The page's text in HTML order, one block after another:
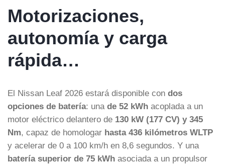
Motorizaciones,
autonomía y carga
rápida…
El Nissan Leaf 2026 estará disponible con dos
opciones de batería: una de 52 kWh acoplada a un
motor eléctrico delantero de 130 kW (177 CV) y 345
Nm, capaz de homologar hasta 436 kilómetros WLTP
y acelerar de 0 a 100 km/h en 8,6 segundos. Y una
batería superior de 75 kWh asociada a un propulsor